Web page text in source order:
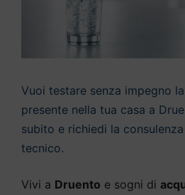
Vuoi testare senza impegno
presente nella tua casa a
subito e richiedi la
tecnico.
Vivi a Druento e sogni di